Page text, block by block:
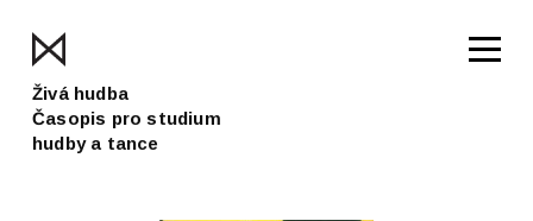
Živá hudba
Časopis pro studium
hudby a tance